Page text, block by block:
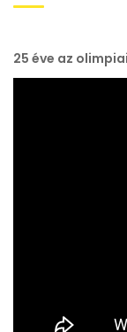
25 éve az